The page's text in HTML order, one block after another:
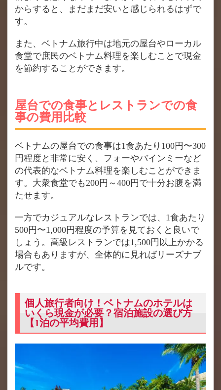
からすると、まだまだ安いと感じられるはずで
す。
また、ベトナム旅行中は地元の屋台やローカル
食堂で庶民のベトナム料理を楽しむことで現金
を節約することができます。
屋台での食事とレストランでの食
事の費用比較
ベトナムの屋台での食事は1食あたり100円〜300
円程度と非常に安く、フォーやバインミーなど
の代表的なベトナム料理を楽しむことができま
す。大衆食堂でも200円～400円で十分お腹を満
たせます。
一方でカジュアルなレストランでは、1食あたり
500円〜1,000円程度の予算を見ておくと良いで
しょう。高級レストランでは1,500円以上かかる
場合もありますが、全体的に見ればリーズナブ
ルです​。
個人旅行者向け！ベトナムのホテルは
いくら現金が必要？宿泊施設の選び方
【1泊の平均費用】